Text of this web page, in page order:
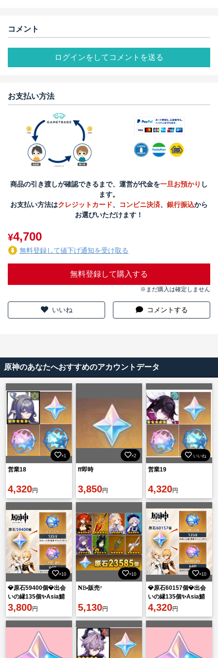
コメント
ログインをしてコメントを送る
お支払い方法
商品の引き渡しが確認できるまで、運営が代金を一旦お預かり し
ます。
お支払い方法はクレジットカード、 コンビニ決済、 銀行振込から
お選びいただけます！
¥4,700
無料登録して値下げ通知を受け取る
無料登録して購入する
※まだ購入は確定しません
いいね コメントする
原神のあなたへおすすめのアカウントデータ
×1
営業18
4,320円
×2
ff即時
3,850円
いいね
営業19
4,320円
×10
💎原石59400個💎出会
いの縁135個✨Asia鯖
🔥即購入OK⚡
3,800円
×10
𝐍𝙱▪︎販売⁷
5,130円
×10
💎原石60157個💎出会
いの縁135個✨Asia鯖
🔥即購入OK⚡
4,320円